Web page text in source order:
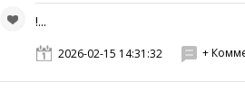
!...
2026-02-15 14:31:32 +